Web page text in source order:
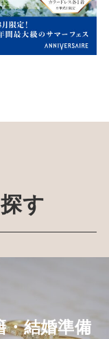
す
・結婚準備